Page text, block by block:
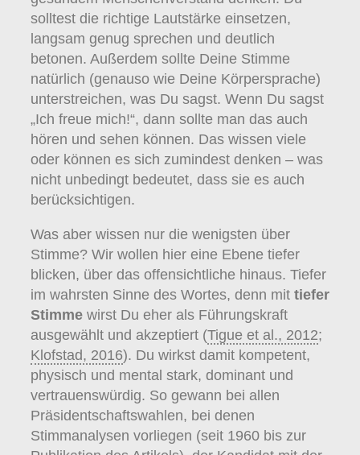
solltest die richtige Lautstärke einsetzen,
langsam genug sprechen und deutlich
betonen. Außerdem sollte Deine Stimme
natürlich (genauso wie Deine Körpersprache)
unterstreichen, was Du sagst. Wenn Du sagst
„Ich freue mich!“, dann sollte man das auch
hören und sehen können. Das wissen viele
oder können es sich zumindest denken – was
nicht unbedingt bedeutet, dass sie es auch
berücksichtigen.
Was aber wissen nur die wenigsten über
Stimme? Wir wollen hier eine Ebene tiefer
blicken, über das offensichtliche hinaus. Tiefer
im wahrsten Sinne des Wortes, denn mit tiefer
Stimme wirst Du eher als Führungskraft
ausgewählt und akzeptiert (Tigue et al., 2012;
Klofstad, 2016). Du wirkst damit kompetent,
physisch und mental stark, dominant und
vertrauenswürdig. So gewann bei allen
Präsidentschaftswahlen, bei denen
Stimmanalysen vorliegen (seit 1960 bis zur